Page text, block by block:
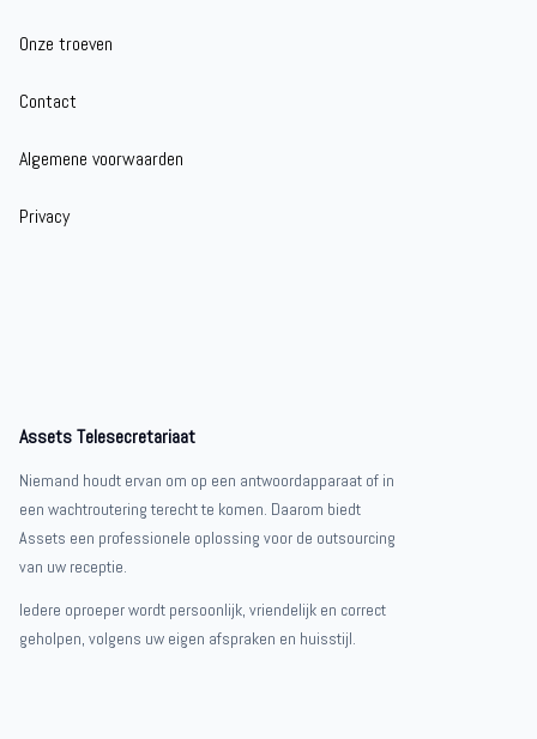
Onze troeven
Contact
Algemene voorwaarden
Privacy
Assets Telesecretariaat
Niemand houdt ervan om op een antwoordapparaat of in
een wachtroutering terecht te komen. Daarom biedt
Assets een professionele oplossing voor de outsourcing
van uw receptie.
Iedere oproeper wordt persoonlijk, vriendelijk en correct
geholpen, volgens uw eigen afspraken en huisstijl.